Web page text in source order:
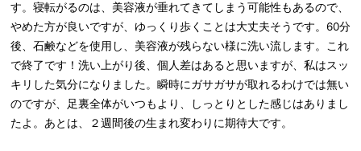
す。寝転がるのは、美容液が垂れてきてしまう可能性もあるので、
やめた方が良いですが、ゆっくり歩くことは大丈夫そうです。60分
後、石鹸などを使用し、美容液が残らない様に洗い流します。これ
で終了です！洗い上がり後、個人差はあると思いますが、私はスッ
キリした気分になりました。瞬時にガサガサが取れるわけでは無い
のですが、足裏全体がいつもより、しっとりとした感じはありまし
たよ。あとは、２週間後の生まれ変わりに期待大です。